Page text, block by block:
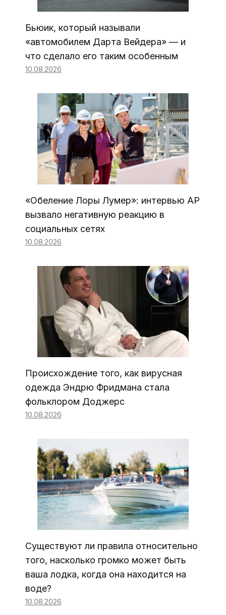
Бьюик, который называли
«автомобилем Дарта Вейдера» — и
что сделало его таким особенным
10.08.2026
«Обеление Лоры Лумер»: интервью AP
вызвало негативную реакцию в
социальных сетях
10.08.2026
Происхождение того, как вирусная
одежда Эндрю Фридмана стала
фольклором Доджерс
10.08.2026
Существуют ли правила относительно
того, насколько громко может быть
ваша лодка, когда она находится на
воде?
10.08.2026